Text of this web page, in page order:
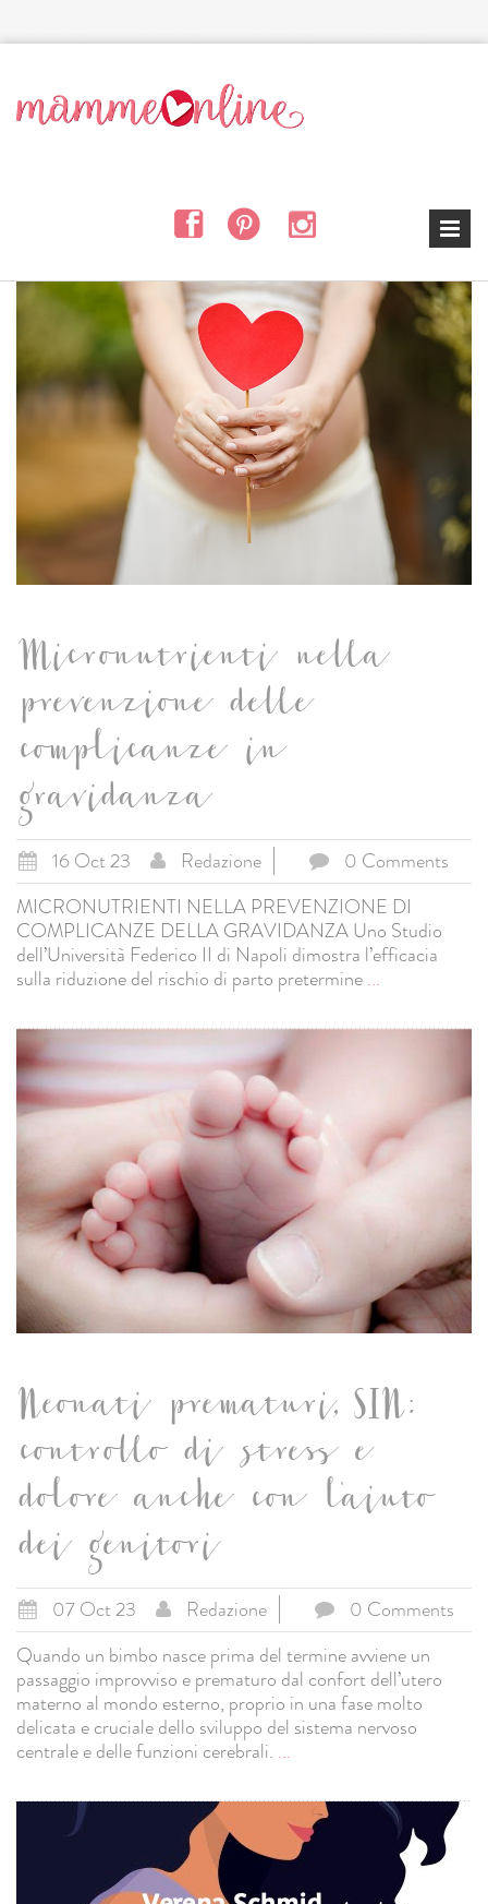
Micronutrienti nella
prevenzione delle
complicanze in
gravidanza
16 Oct 23 Redazione
0 Comments
MICRONUTRIENTI NELLA PREVENZIONE DI
COMPLICANZE DELLA GRAVIDANZA Uno Studio
dell’Università Federico II di Napoli dimostra l’efficacia
sulla riduzione del rischio di parto pretermine...
Neonati prematuri, SIN:
controllo di stress e
dolore anche con l'aiuto
dei genitori
07 Oct 23 Redazione
0 Comments
Quando un bimbo nasce prima del termine avviene un
passaggio improvviso e prematuro dal confort dell’utero
materno al mondo esterno, proprio in una fase molto
delicata e cruciale dello sviluppo del sistema nervoso
centrale e delle funzioni cerebrali. ...